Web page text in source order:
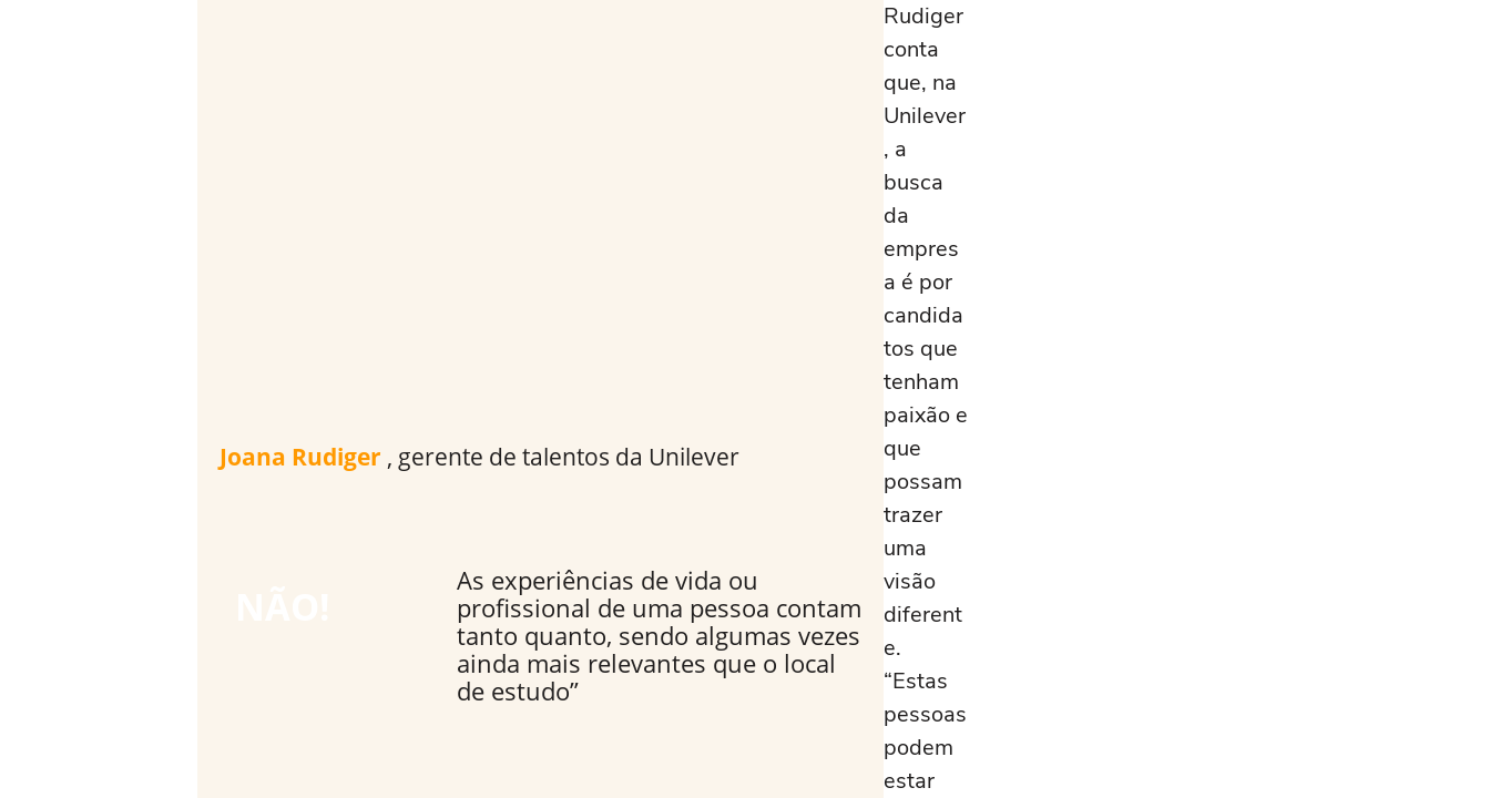
Joana Rudiger , gerente de talentos da Unilever
As experiências de vida ou
profissional de uma pessoa contam
tanto quanto, sendo algumas vezes
ainda mais relevantes que o local
de estudo”
Rudiger
conta
que, na
Unilever
, a
busca
da
empres
a é por
candida
tos que
tenham
paixão e
que
possam
trazer
uma
visão
diferent
e.
“Estas
pessoas
podem
estar